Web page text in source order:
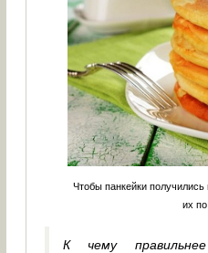
Чтобы панкейки
их
К чему